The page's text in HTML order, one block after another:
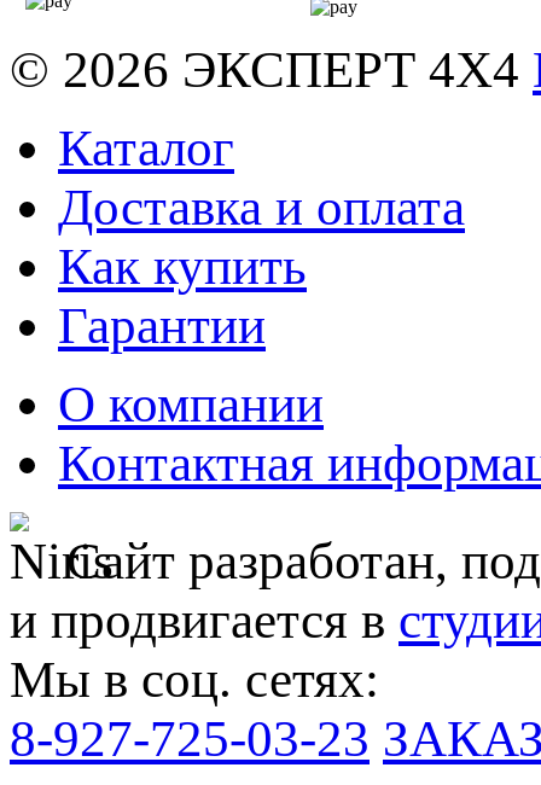
© 2026 ЭКСПЕРТ 4Х4
Каталог
Доставка и оплата
Как купить
Гарантии
О компании
Контактная
Сайт разработан,
и продвигается в
Мы в соц. сетях:
8-927-725-03-23